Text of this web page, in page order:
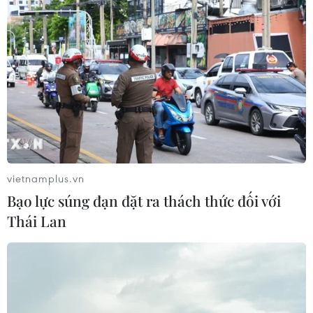
vietnamplus.vn
Bạo lực súng đạn đặt ra thách thức đối với
Thái Lan